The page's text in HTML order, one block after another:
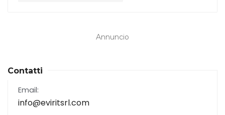
Annuncio
Contatti
Email:
info@eviritsrl.com